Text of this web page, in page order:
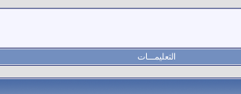
التعليمـــات